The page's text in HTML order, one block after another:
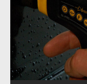
О КОМПАНИИ
Контактная информация
Выполненные заказы
Вакансии
Реквизиты